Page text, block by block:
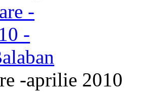
-aprilie 2010